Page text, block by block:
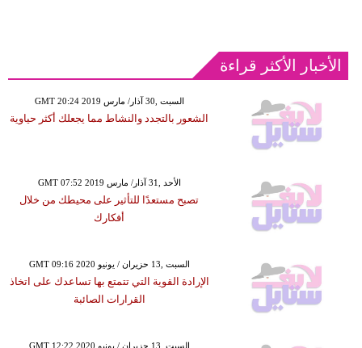
الأخبار الأكثر قراءة
GMT 20:24 2019 السبت ,30 آذار/ مارس
الشعور بالتجدد والنشاط مما يجعلك أكثر حياوية
GMT 07:52 2019 الأحد ,31 آذار/ مارس
تصبح مستعدًا للتأثير على محيطك من خلال
أفكارك
GMT 09:16 2020 السبت ,13 حزيران / يونيو
الإرادة القوية التي تتمتع بها تساعدك على اتخاذ
القرارات الصائبة
GMT 12:22 2020 السبت ,13 حزيران / يونيو